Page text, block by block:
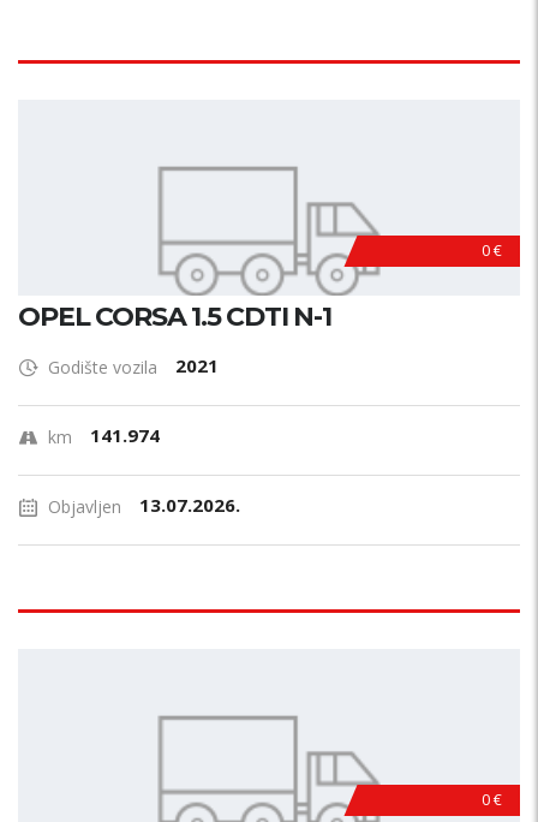
0 €
OPEL CORSA 1.5 CDTI N-1
Godište vozila 2021
km 141.974
Objavljen 13.07.2026.
0 €